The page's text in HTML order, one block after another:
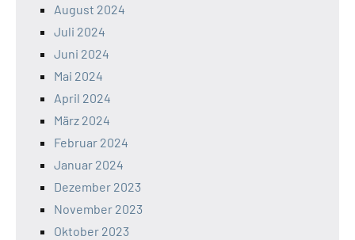
August 2024
Juli 2024
Juni 2024
Mai 2024
April 2024
März 2024
Februar 2024
Januar 2024
Dezember 2023
November 2023
Oktober 2023